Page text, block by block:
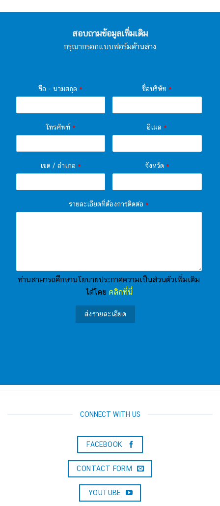
สอบถามข้อมูลเพิ่มเติม
กรุณากรอกแบบฟอร์มด้านล่าง
ชื่อ - นามสกุล * ชื่อบริษัท *
โทรศัพท์ * อีเมล *
เขต / อำเภอ * จังหวัด *
รายละเอียดที่ต้องการติดต่อ *
ท่านสามารถศึกษานโยบายประกาศความเป็นส่วนตัวเพิ่มเติม
ได้โดย คลิกที่นี่
CONNECT WITH US
FACEBOOK
CONTACT FORM
YOUTUBE